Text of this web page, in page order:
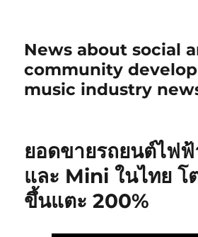
News about social
community
music industry
ยอดขายรถยนต์ไฟ
และ Mini ในไทย โ
ขึ้นแตะ 200%